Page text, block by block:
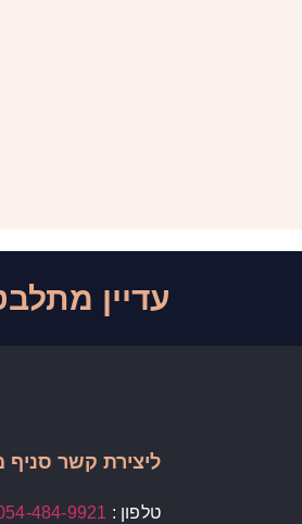
עדיין
ליצירת קשר סניף
טלפון : 484-9921